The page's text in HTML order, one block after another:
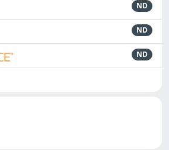
ND
ND
ND